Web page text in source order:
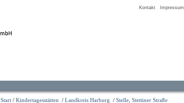
Kontakt Impressum
Start / Kindertagesstätten / Landkreis Harburg / Stelle, Stettiner Straße